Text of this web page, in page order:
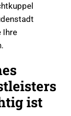
Ihre
ist